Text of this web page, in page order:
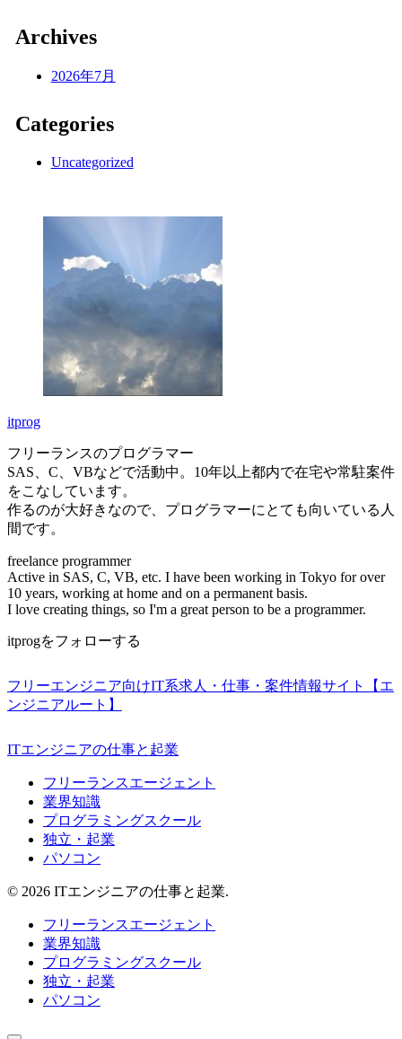
Archives
2026年7月
Categories
Uncategorized
itprog
フリーランスのプログラマー
SAS、C、VBなどで活動中。10年以上都内で在宅や常駐案件
をこなしています。
作るのが大好きなので、プログラマーにとても向いている人
間です。
freelance programmer
Active in SAS, C, VB, etc. I have been working in Tokyo for over
10 years, working at home and on a permanent basis.
I love creating things, so I'm a great person to be a programmer.
itprogをフォローする
フリーエンジニア向けIT系求人・仕事・案件情報サイト【エ
ンジニアルート】
ITエンジニアの仕事と起業
フリーランスエージェント
業界知識
プログラミングスクール
独立・起業
パソコン
© 2026 ITエンジニアの仕事と起業.
フリーランスエージェント
業界知識
プログラミングスクール
独立・起業
パソコン